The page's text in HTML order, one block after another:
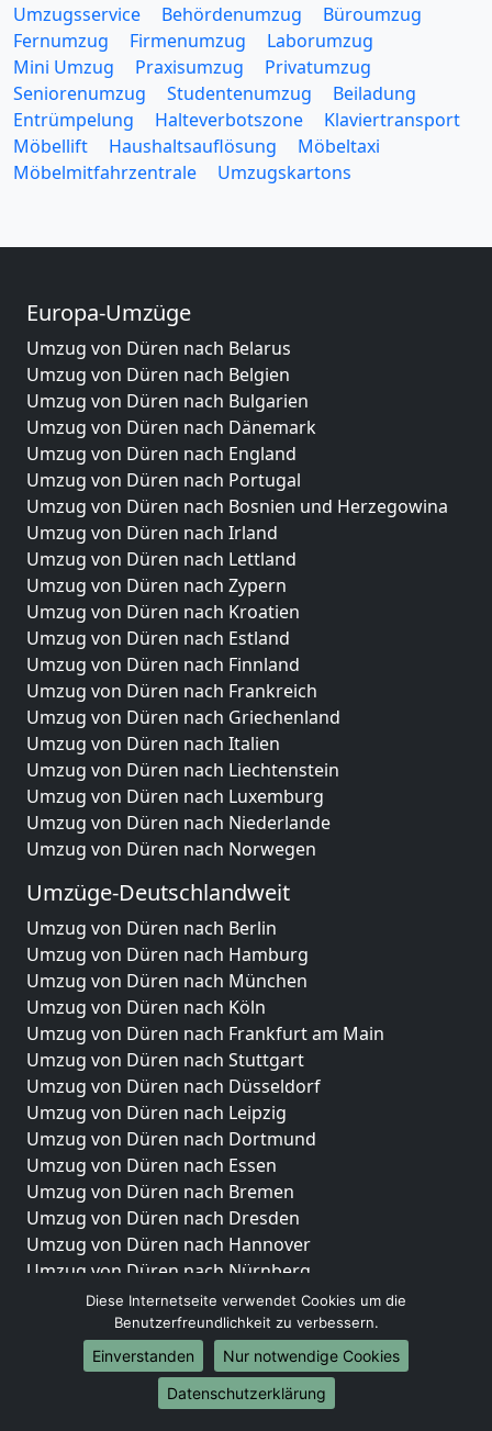
Umzugsservice Behördenumzug
Büroumzug
Fernumzug
Firmenumzug
Laborumzug
Mini Umzug
Praxisumzug
Privatumzug
Seniorenumzug
Studentenumzug
Beiladung
Entrümpelung
Halteverbotszone
Klaviertransport
Möbellift
Haushaltsauflösung
Möbeltaxi
Möbelmitfahrzentrale
Umzugskartons
Europa-Umzüge
Umzug von Düren nach Belarus
Umzug von Düren nach Belgien
Umzug von Düren nach Bulgarien
Umzug von Düren nach Dänemark
Umzug von Düren nach England
Umzug von Düren nach Portugal
Umzug von Düren nach Bosnien und Herzegowina
Umzug von Düren nach Irland
Umzug von Düren nach Lettland
Umzug von Düren nach Zypern
Umzug von Düren nach Kroatien
Umzug von Düren nach Estland
Umzug von Düren nach Finnland
Umzug von Düren nach Frankreich
Umzug von Düren nach Griechenland
Umzug von Düren nach Italien
Umzug von Düren nach Liechtenstein
Umzug von Düren nach Luxemburg
Umzug von Düren nach Niederlande
Umzug von Düren nach Norwegen
Umzüge-Deutschlandweit
Umzug von Düren nach Berlin
Umzug von Düren nach Hamburg
Umzug von Düren nach München
Umzug von Düren nach Köln
Umzug von Düren nach Frankfurt am Main
Umzug von Düren nach Stuttgart
Umzug von Düren nach Düsseldorf
Umzug von Düren nach Leipzig
Umzug von Düren nach Dortmund
Umzug von Düren nach Essen
Umzug von Düren nach Bremen
Umzug von Düren nach Dresden
Umzug von Düren nach Hannover
Umzug von Düren nach Nürnberg
Umzug von Düren nach Duisburg
Umzug von Düren nach Bochum
Umzug von Düren nach Wuppertal
Umzug von Düren nach Bielefeld
Umzug von Düren nach Bonn
Diese Internetseite verwendet Cookies um die
Benutzerfreundlichkeit zu verbessern.
Einverstanden
Nur notwendige Cookies
Datenschutzerklärung